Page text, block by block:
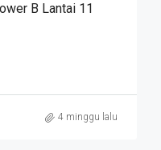
B Lantai 11
4 minggu lalu